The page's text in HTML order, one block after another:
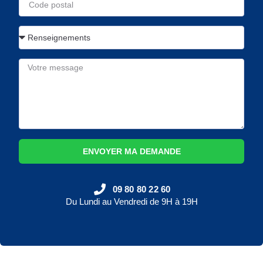
ENVOYER MA DEMANDE
09 80 80 22 60
Du Lundi au Vendredi de 9H à 19H